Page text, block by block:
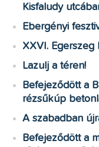
Kisfaludy
Ebergényi
XXVI. Egerszeg
Lazulj a téren!
Befejeződött a
rézsűkúp
A szabadban
Befejeződött a